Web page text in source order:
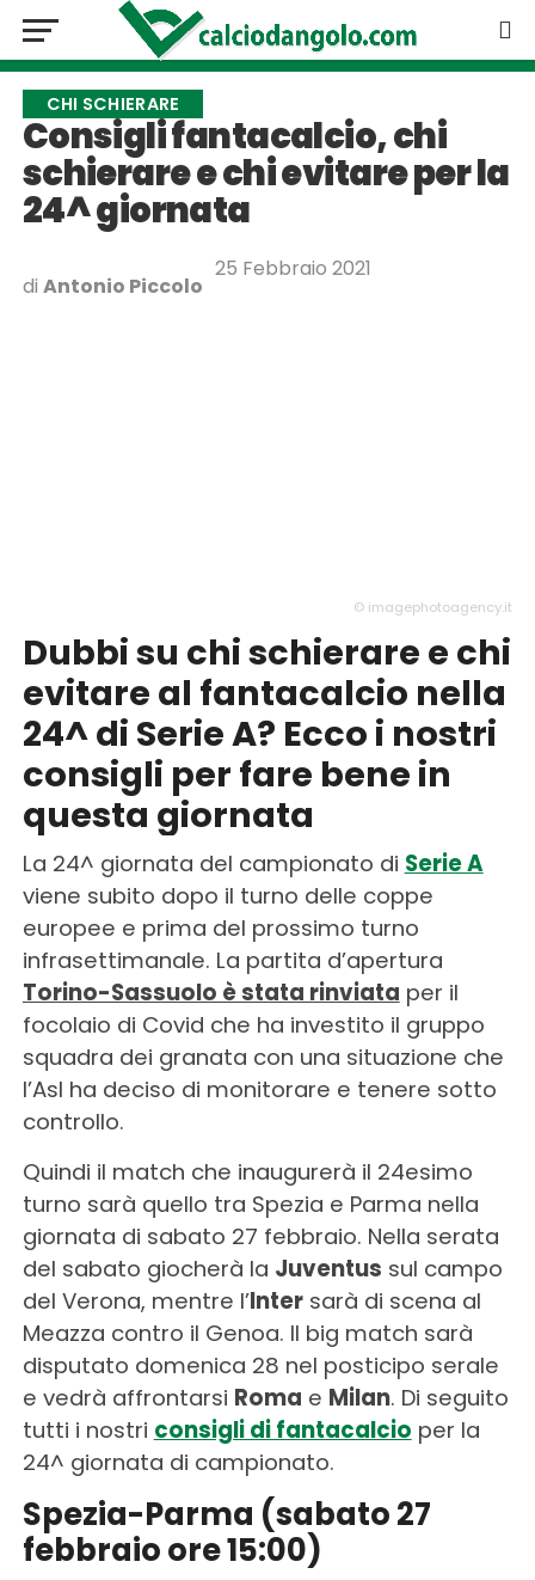
CHI SCHIERARE
Consigli fantacalcio, chi
schierare e chi evitare per la
24^ giornata
di Antonio Piccolo
25 Febbraio 2021
© imagephotoagency.it
Dubbi su chi schierare e chi
evitare al fantacalcio nella
24^ di Serie A? Ecco i nostri
consigli per fare bene in
questa giornata
La 24^ giornata del campionato di Serie A
viene subito dopo il turno delle coppe
europee e prima del prossimo turno
infrasettimanale. La partita d’apertura
Torino-Sassuolo è stata rinviata per il
focolaio di Covid che ha investito il gruppo
squadra dei granata con una situazione che
l’Asl ha deciso di monitorare e tenere sotto
controllo.
Quindi il match che inaugurerà il 24esimo
turno sarà quello tra Spezia e Parma nella
giornata di sabato 27 febbraio. Nella serata
del sabato giocherà la Juventus sul campo
del Verona, mentre l’Intersarà di scena al
Meazza contro il Genoa. Il big match sarà
disputato domenica 28 nel posticipo serale
e vedrà affrontarsi Roma e Milan. Di seguito
tutti i nostri consigli di fantacalcio per la
24^ giornata di campionato.
Spezia-Parma (sabato 27
febbraio ore 15:00)